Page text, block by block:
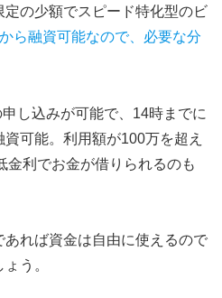
定の少額でスピード特化型のビ
ら融資可能なので、必要な分
し込みが可能で、14時までに
可能。利用額が100万を超え
金利でお金が借りられるのも
あれば資金は自由に使えるので
う。